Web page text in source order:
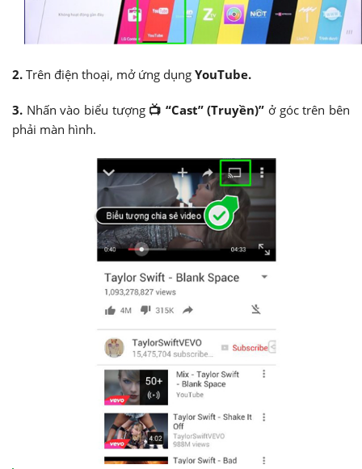
2. Trên điện thoại, mở ứng dụng YouTube.
3. Nhấn vào biểu tượng📺 “Cast” (Truyền)” ở góc trên bên
phải màn hình.